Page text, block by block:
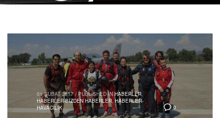
0
01 ŞUBAT 2017 / PUBLISHED IN HABERLER,
HABERLER-BIZDEN HABERLER,HABERLER-
HAVACILIK